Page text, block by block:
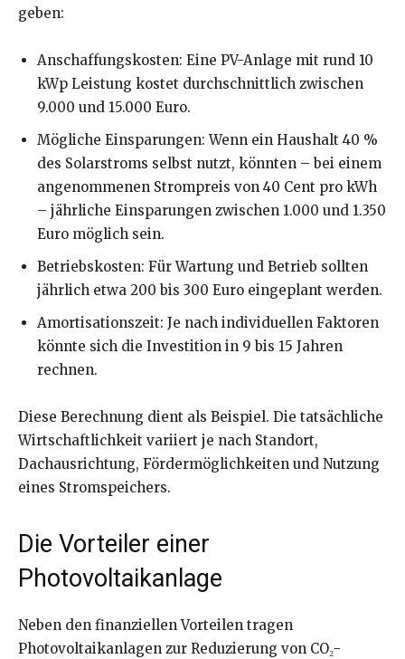
geben:
Anschaffungskosten: Eine PV-Anlage mit rund 10
kWp Leistung kostet durchschnittlich zwischen
9.000 und 15.000 Euro.
Mögliche Einsparungen: Wenn ein Haushalt 40 %
des Solarstroms selbst nutzt, könnten – bei einem
angenommenen Strompreis von 40 Cent pro kWh
– jährliche Einsparungen zwischen 1.000 und 1.350
Euro möglich sein.
Betriebskosten: Für Wartung und Betrieb sollten
jährlich etwa 200 bis 300 Euro eingeplant werden.
Amortisationszeit: Je nach individuellen Faktoren
könnte sich die Investition in 9 bis 15 Jahren
rechnen.
Diese Berechnung dient als Beispiel. Die tatsächliche
Wirtschaftlichkeit variiert je nach Standort,
Dachausrichtung, Fördermöglichkeiten und Nutzung
eines Stromspeichers.
Die Vorteiler einer
Photovoltaikanlage
Neben den finanziellen Vorteilen tragen
Photovoltaikanlagen zur Reduzierung von CO₂-